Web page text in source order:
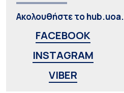
Ακολουθήστε το
FACEBOOK
INSTAGRAM
VIBER